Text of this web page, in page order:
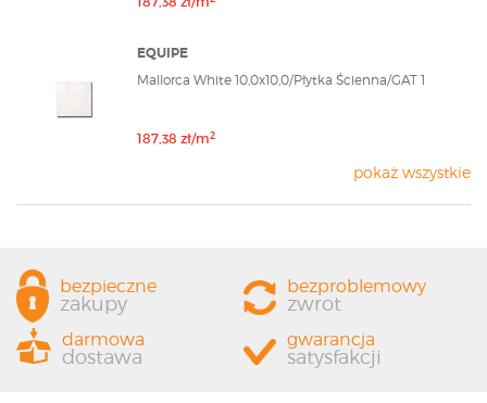
EQUIPE
Mallorca White 10,0x10,0/Płytka Ścienna/GAT 1
187,38 zł/m2
pokaż wszystkie
bezpieczne
zakupy
bezproblemowy
zwrot
darmowa
dostawa
gwarancja
satysfakcji